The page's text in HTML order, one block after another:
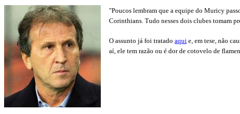
"Poucos lembram que a equipe do Muricy
Corinthians. Tudo nesses dois clubes tomam
O assunto já foi tratado aqui e, em tese, não
aí, ele tem razão ou é dor de cotovelo de